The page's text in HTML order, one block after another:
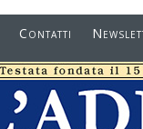
Contatti